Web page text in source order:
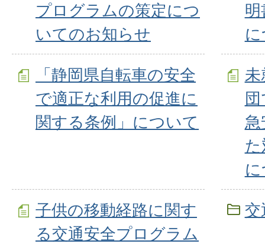
プログラムの策定につ
いてのお知らせ
「静岡県自転車の安全
で適正な利用の促進に
関する条例」について
未
子供の移動経路に関す
る交通安全プログラム
交